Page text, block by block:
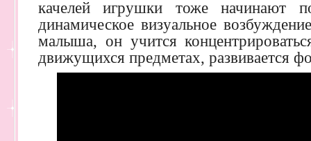
качелей игрушки тоже начинают
динамическое визуальное
малыша, он учится
движущихся предметах, развивается